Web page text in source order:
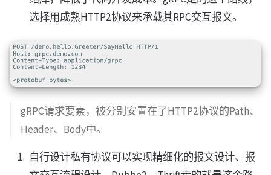
选择用成熟HTTP2协议来承载其RPC交互报文。
gRPC请求要素，被分别安置在了HTTP2协议的Path、
Header、Body中。
自行设计私有协议可以实现精细化的报文设计、报